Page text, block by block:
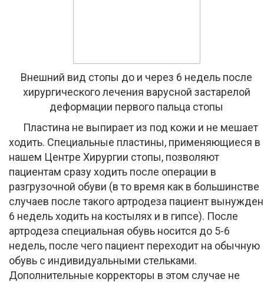
Внешний вид стопы до и через 6 недель после
хирургического лечения варусной застарелой
деформации первого пальца стопы
Пластина не выпирает из под кожи и не мешает
ходить. Специальные пластины, применяющиеся в
нашем Центре Хирургии стопы, позволяют
пациентам сразу ходить после операции в
разгрузочной обуви (в то время как в большинстве
случаев после такого артродеза пациент вынужден
6 недель ходить на костылях и в гипсе). После
артродеза специальная обувь носится до 5-6
недель, после чего пациент переходит на обычную
обувь с индивидуальными стельками.
Дополнительные корректоры в этом случае не